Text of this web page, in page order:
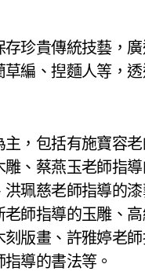
珍貴傳統技藝，
編、揑麵人等，
，包括有施寶容
、蔡燕玉老師指
珮慈老師指導的
師指導的玉雕、
版畫、許雅婷老
導的書法等。